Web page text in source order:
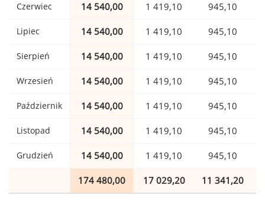
Czerwiec 14 540,00 1 419,10 945,10
Lipiec 14 540,00 1 419,10 945,10
Sierpień 14 540,00 1 419,10 945,10
Wrzesień 14 540,00 1 419,10 945,10
Październik 14 540,00 1 419,10 945,10
Listopad 14 540,00 1 419,10 945,10
Grudzień 14 540,00 1 419,10 945,10
174 480,00 17 029,20 11 341,20